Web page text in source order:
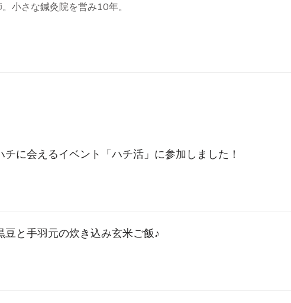
小さな鍼灸院を営み10年。
チに会えるイベント「ハチ活」に参加しました！
豆と手羽元の炊き込み玄米ご飯♪